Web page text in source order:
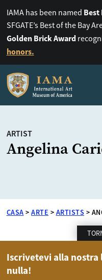
IAMA has been named Best
SFGATE’s Best of the Bay
Golden Brick Award
honors.
ARTIST
Angelina
CASA > ARTE > ARTISTS >
Iscrivetevi alla
nulla!